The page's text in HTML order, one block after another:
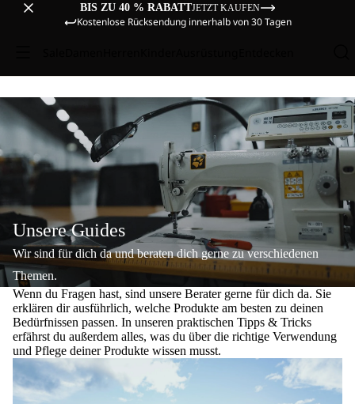
BIS ZU 40 % RABATTJETZT KAUFEN
Kostenlose Rücksendung innerhalb von 30 Tagen
Unsere Guides
Wir sind für dich da und beraten dich gerne zu verschiedenen
Themen.
Wenn du Fragen hast, sind unsere Berater gerne für dich da. Sie
erklären dir ausführlich, welche Produkte am besten zu deinen
Bedürfnissen passen. In unseren praktischen Tipps & Tricks
erfährst du außerdem alles, was du über die richtige Verwendung
und Pflege deiner Produkte wissen musst.